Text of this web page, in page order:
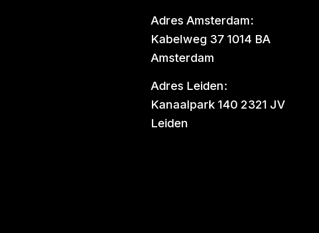
Adres Amsterdam:
Kabelweg 37 1014 BA
Amsterdam
Adres Leiden:
Kanaalpark 140 2321 JV
Leiden